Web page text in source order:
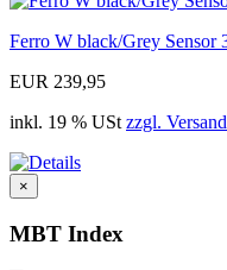
Ferro W black/Grey Sensor
EUR 239,95
inkl. 19 % USt zzgl.
×
MBT Index